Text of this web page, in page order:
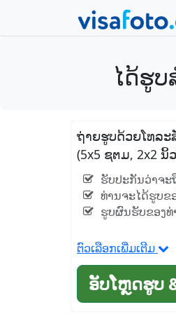
ໄດ້ຮູບ
ຖ່າຍຮູບດ້ວຍໂທລະ
(5x5 ຊຕມ, 2x2 ນິ້
ຮັບປະກັນວ່າຈະ
ທ່ານຈະໄດ້ຮູບຂ
ຮູບຜົນຮັບຂອງ
ຕົວເລືອກເພີ່ມເຕີມ
ອັບໂຫຼດຮູບ